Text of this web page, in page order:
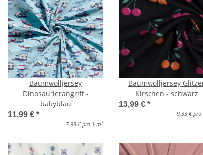
Baumwolljersey
Dinosaurierangriff -
babyblau
11,99 € *
7,99 € pro 1 m2
Baumwolljersey
Kirschen - schwarz
13,99 € *
9,33 € pro